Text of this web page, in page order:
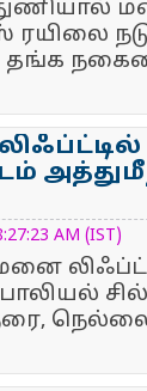
AM (IST)
நெல்லை